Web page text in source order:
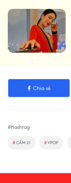
Chia sẻ
#Hashtag
#CẨM LY #VPOP